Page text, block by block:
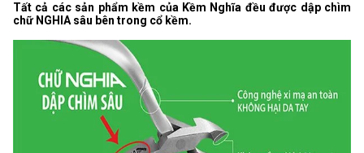
Tất cả các sản phẩm kềm của Kềm Nghĩa đều được dập chìm
chữ NGHIA sâu bên trong cổ kềm.